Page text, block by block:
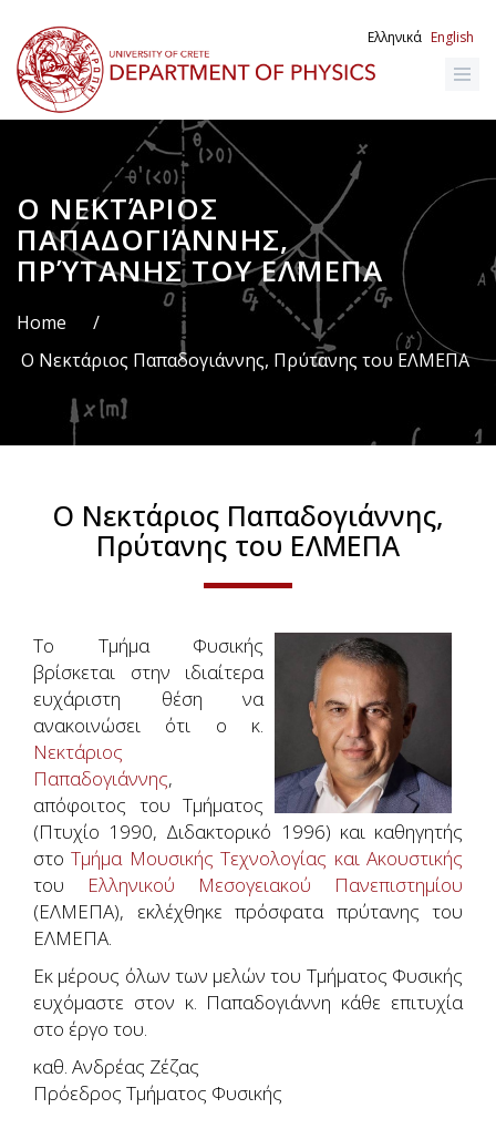
main
content
Ελληνικά English
Ο ΝΕΚΤΆΡΙΟΣ
ΠΑΠΑΔΟΓΙΆΝΝΗΣ,
ΠΡΎΤΑΝΗΣ ΤΟΥ ΕΛΜΕΠΑ
Breadcrumb
Home
/
Ο Νεκτάριος Παπαδογιάννης, Πρύτανης του ΕΛΜΕΠΑ
Ο Νεκτάριος Παπαδογιάννης,
Πρύτανης του ΕΛΜΕΠΑ
Το Τμήμα Φυσικής
βρίσκεται στην ιδιαίτερα
ευχάριστη θέση να
ανακοινώσει ότι ο κ.
Νεκτάριος
Παπαδογιάννης,
απόφοιτος του Τμήματος
(Πτυχίο 1990, Διδακτορικό 1996) και καθηγητής
στοΤμήμα Μουσικής Τεχνολογίας και Ακουστικής
του Ελληνικού Μεσογειακού Πανεπιστημίου
(ΕΛΜΕΠΑ), εκλέχθηκε πρόσφατα πρύτανης του
ΕΛΜΕΠΑ.
Εκ μέρους όλων των μελών του Τμήματος Φυσικής
ευχόμαστε στον κ. Παπαδογιάννη κάθε επιτυχία
στο έργο του.
καθ. Ανδρέας Ζέζας
Πρόεδρος Τμήματος Φυσικής